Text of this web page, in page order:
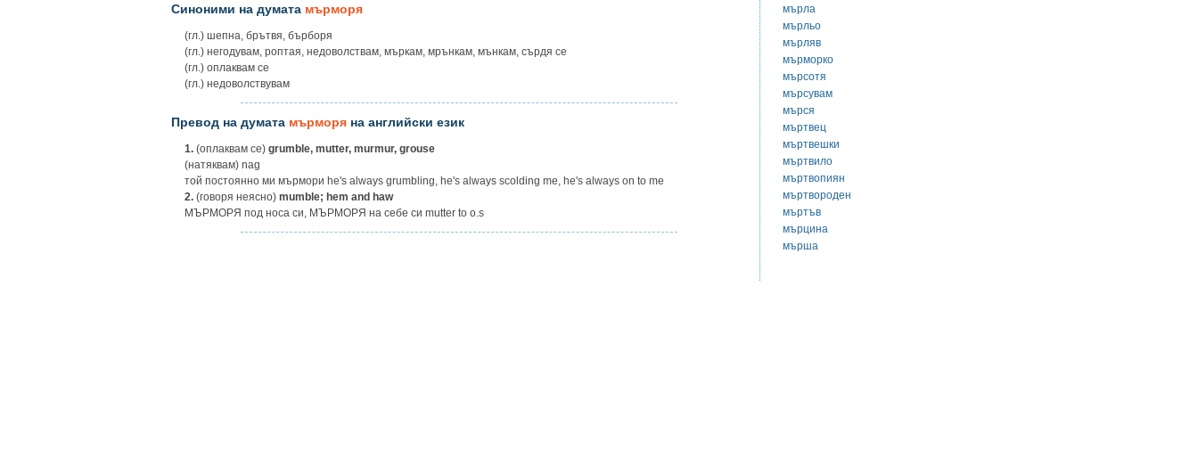
Синоними на думата мърморя
(гл.) шепна, брътвя, бърборя
(гл.) негодувам, роптая, недоволствам, мъркам, мрънкам, мънкам, сърдя се
(гл.) оплаквам се
(гл.) недоволствувам
Превод на думата мърморя на английски език
1. (оплаквам се) grumble, mutter, murmur, grouse
(натяквам) nag
той постоянно ми мърмори he's always grumbling, he's always scolding me, he's always on to me
2. (говоря неясно) mumble; hem and haw
МЪРМОРЯ под носа си, МЪРМОРЯ на себе си mutter to о.s
мърла
мърльо
мърляв
мърморко
мърсотя
мърсувам
мърся
мъртвец
мъртвешки
мъртвило
мъртвопиян
мъртвороден
мъртъв
мърцина
мърша